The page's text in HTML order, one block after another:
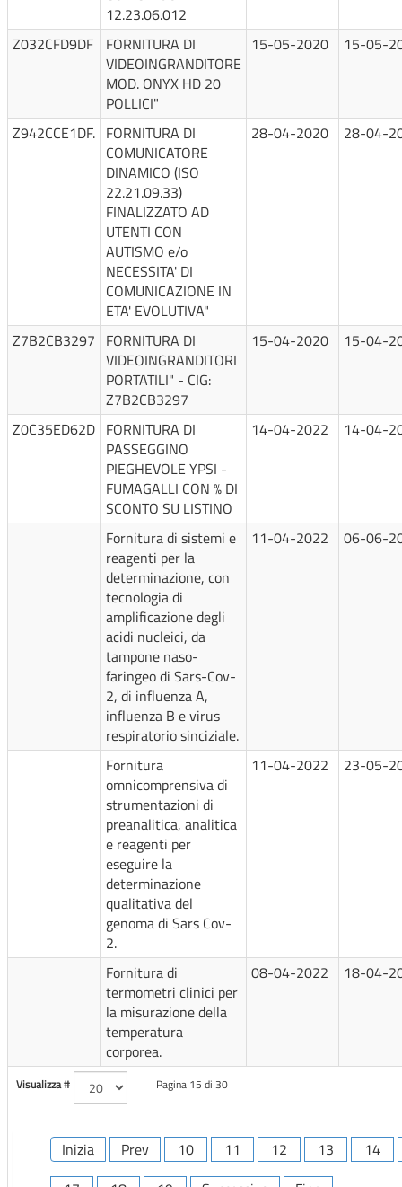
Visualizza # Pagina 15 di 30
Inizia Prev 10 11 12 13
14
12.23.06.012
Z032CFD9DF
FORNITURA DI
VIDEOINGRANDITORE
MOD. ONYX HD 20
POLLICI"
15-05-2020 15-05-
Z942CCE1DF. FORNITURA DI
COMUNICATORE
DINAMICO (ISO
22.21.09.33)
FINALIZZATO AD
UTENTI CON
AUTISMO e/o
NECESSITA' DI
COMUNICAZIONE IN
ETA' EVOLUTIVA"
28-04-2020 28-04-
Z7B2CB3297 FORNITURA DI
VIDEOINGRANDITORI
PORTATILI" - CIG:
Z7B2CB3297
15-04-2020 15-04-
Z0C35ED62D FORNITURA DI
PASSEGGINO
PIEGHEVOLE YPSI -
FUMAGALLI CON % DI
SCONTO SU LISTINO
14-04-2022 14-04-
Fornitura di sistemi e
reagenti per la
determinazione, con
tecnologia di
amplificazione degli
acidi nucleici, da
tampone naso-
faringeo di Sars-Cov-
2, di influenza A,
influenza B e virus
respiratorio sinciziale.
11-04-2022 06-06-
Fornitura
omnicomprensiva di
strumentazioni di
preanalitica, analitica
e reagenti per
eseguire la
determinazione
qualitativa del
genoma di Sars Cov-
2.
11-04-2022 23-05-
Fornitura di
termometri clinici per
la misurazione della
temperatura
corporea.
08-04-2022 18-04-